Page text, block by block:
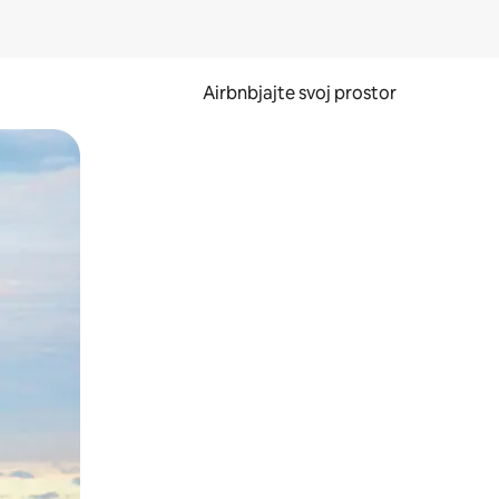
Airbnbjajte svoj prostor